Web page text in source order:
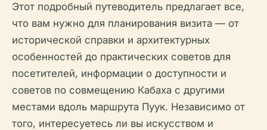
Этот подробный путеводитель предлагает все,
что вам нужно для планирования визита — от
исторической справки и архитектурных
особенностей до практических советов для
посетителей, информации о доступности и
советов по совмещению Кабаха с другими
местами вдоль маршрута Пуук. Независимо от
того, интересуетесь ли вы искусством и